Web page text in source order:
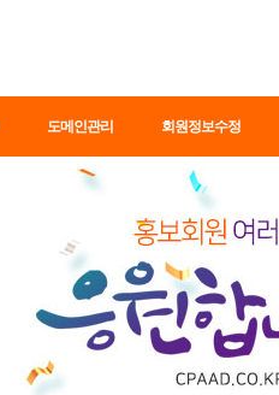
도메인관리 회원정보수정